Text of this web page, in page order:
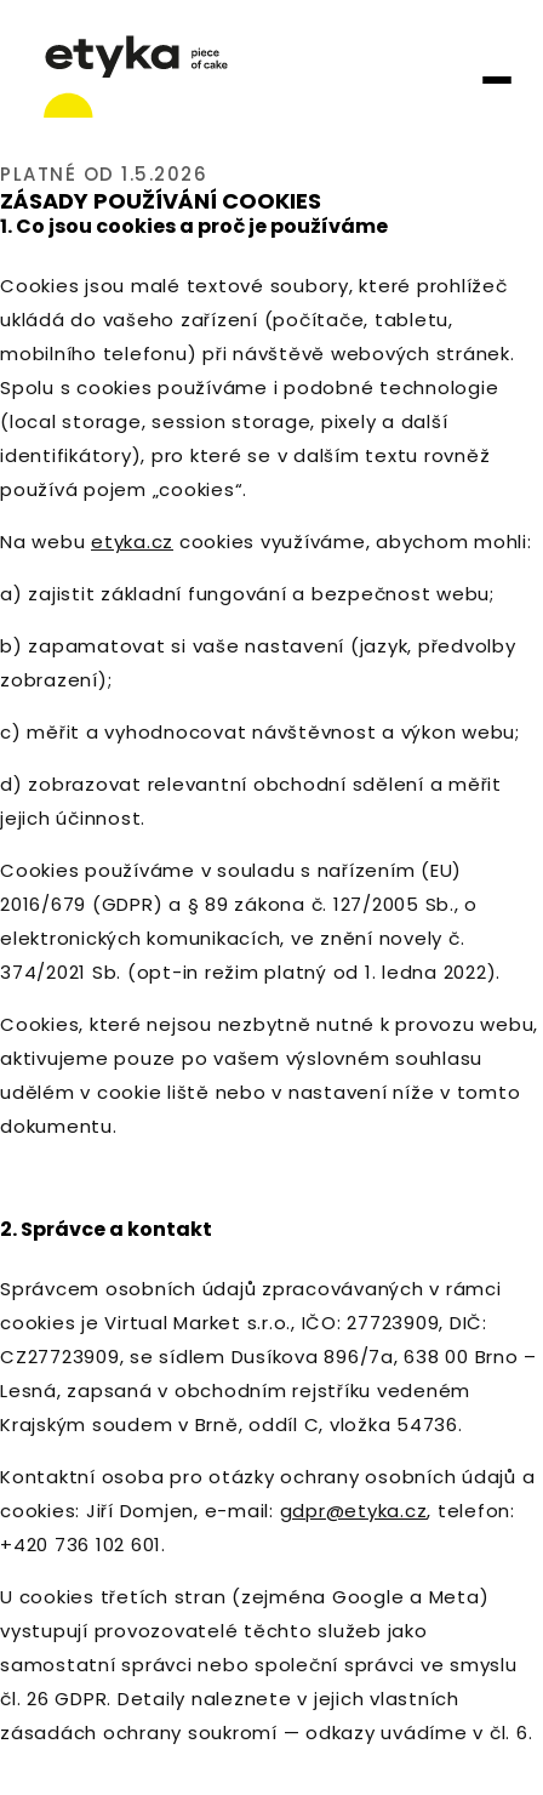
PLATNÉ OD 1.5.2026
ZÁSADY POUŽÍVÁNÍ COOKIES
1. Co jsou cookies a proč je používáme
Cookies jsou malé textové soubory, které prohlížeč
ukládá do vašeho zařízení (počítače, tabletu,
mobilního telefonu) při návštěvě webových stránek.
Spolu s cookies používáme i podobné technologie
(local storage, session storage, pixely a další
identifikátory), pro které se v dalším textu rovněž
používá pojem „cookies“.
Na webu etyka.cz cookies využíváme, abychom mohli:
a) zajistit základní fungování a bezpečnost webu;
b) zapamatovat si vaše nastavení (jazyk, předvolby
zobrazení);
c) měřit a vyhodnocovat návštěvnost a výkon webu;
d) zobrazovat relevantní obchodní sdělení a měřit
jejich účinnost.
Cookies používáme v souladu s nařízením (EU)
2016/679 (GDPR) a § 89 zákona č. 127/2005 Sb., o
elektronických komunikacích, ve znění novely č.
374/2021 Sb. (opt-in režim platný od 1. ledna 2022).
Cookies, které nejsou nezbytně nutné k provozu webu,
aktivujeme pouze po vašem výslovném souhlasu
udělém v cookie liště nebo v nastavení níže v tomto
dokumentu.
2. Správce a kontakt
Správcem osobních údajů zpracovávaných v rámci
cookies je Virtual Market s.r.o., IČO: 27723909, DIČ:
CZ27723909, se sídlem Dusíkova 896/7a, 638 00 Brno –
Lesná, zapsaná v obchodním rejstříku vedeném
Krajským soudem v Brně, oddíl C, vložka 54736.
Kontaktní osoba pro otázky ochrany osobních údajů a
cookies: Jiří Domjen, e-mail: gdpr@etyka.cz, telefon:
+420 736 102 601.
U cookies třetích stran (zejména Google a Meta)
vystupují provozovatelé těchto služeb jako
samostatní správci nebo společní správci ve smyslu
čl. 26 GDPR. Detaily naleznete v jejich vlastních
zásadách ochrany soukromí — odkazy uvádíme v čl. 6.